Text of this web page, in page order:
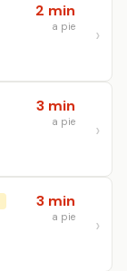
2 min
a pie
3 min
a pie
3 min
a pie